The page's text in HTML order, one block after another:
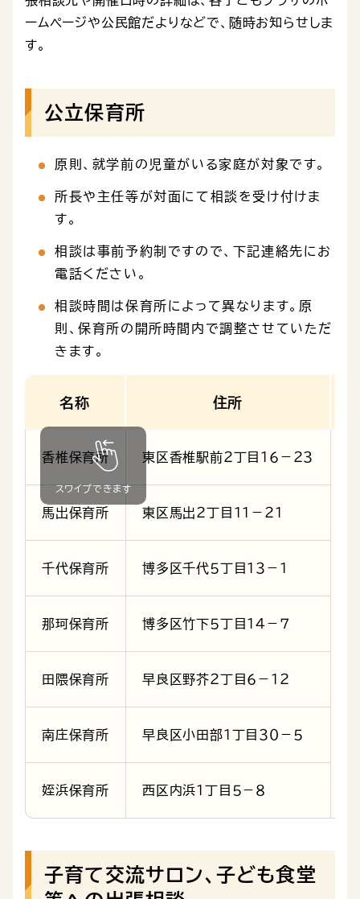
ームページや公民館だよりなどで、随時お知らせしま
す。
公立保育所
原則、就学前の児童がいる家庭が対象です。
所長や主任等が対面にて相談を受け付けま
す。
相談は事前予約制ですので、下記連絡先にお
電話ください。
相談時間は保育所によって異なります。原
則、保育所の開所時間内で調整させていただ
きます。
名称 住所
香椎保育所 東区香椎駅前２丁目１６－２３
馬出保育所 東区馬出２丁目１１－２１
千代保育所 博多区千代５丁目１３－１
那珂保育所 博多区竹下５丁目１４－７
田隈保育所 早良区野芥２丁目６－１２
南庄保育所 早良区小田部１丁目３０－５
姪浜保育所 西区内浜１丁目５－８
子育て交流サロン、子ども食堂